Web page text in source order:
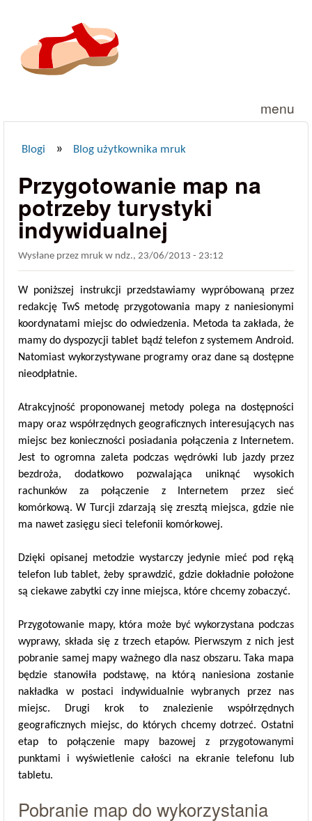
menu
Blogi » Blog użytkownika mruk
Przygotowanie map na
potrzeby turystyki
indywidualnej
Wysłane przez mruk w ndz., 23/06/2013 - 23:12
W poniższej instrukcji przedstawiamy wypróbowaną przez
redakcję TwS metodę przygotowania mapy z naniesionymi
koordynatami miejsc do odwiedzenia. Metoda ta zakłada, że
mamy do dyspozycji tablet bądź telefon z systemem Android.
Natomiast wykorzystywane programy oraz dane są dostępne
nieodpłatnie.
Atrakcyjność proponowanej metody polega na dostępności
mapy oraz współrzędnych geograficznych interesujących nas
miejsc bez konieczności posiadania połączenia z Internetem.
Jest to ogromna zaleta podczas wędrówki lub jazdy przez
bezdroża, dodatkowo pozwalająca uniknąć wysokich
rachunków za połączenie z Internetem przez sieć
komórkową. W Turcji zdarzają się zresztą miejsca, gdzie nie
ma nawet zasięgu sieci telefonii komórkowej.
Dzięki opisanej metodzie wystarczy jedynie mieć pod ręką
telefon lub tablet, żeby sprawdzić, gdzie dokładnie położone
są ciekawe zabytki czy inne miejsca, które chcemy zobaczyć.
Przygotowanie mapy, która może być wykorzystana podczas
wyprawy, składa się z trzech etapów. Pierwszym z nich jest
pobranie samej mapy ważnego dla nasz obszaru. Taka mapa
będzie stanowiła podstawę, na którą naniesiona zostanie
nakładka w postaci indywidualnie wybranych przez nas
miejsc. Drugi krok to znalezienie współrzędnych
geograficznych miejsc, do których chcemy dotrzeć. Ostatni
etap to połączenie mapy bazowej z przygotowanymi
punktami i wyświetlenie całości na ekranie telefonu lub
tabletu.
Pobranie map do wykorzystania